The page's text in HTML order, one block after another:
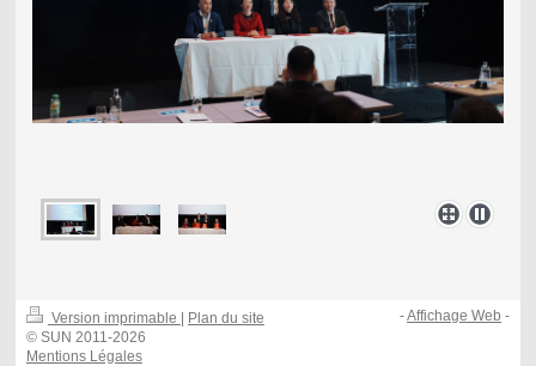
Version imprimable | Plan du site
© SUN 2011-2026
Mentions Légales
-Affichage Web -